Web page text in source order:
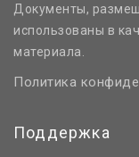
Документы,
использованы в
материала.
Политика
Поддержка